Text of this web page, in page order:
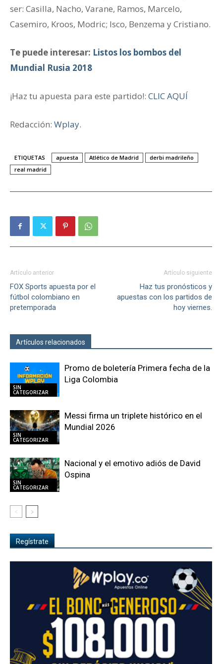
ser: Casilla, Nacho, Varane, Ramos, Marcelo,
Casemiro, Kroos, Modric; Isco, Benzema y Cristiano.
Te puede interesar: Listos los bombos del
Mundial Rusia 2018
¡Haz tu apuesta para este partido!: CLIC AQUÍ
Redacción: Wplay.
ETIQUETAS apuesta Atlético de Madrid
derbi madrileño
real madrid
Artículo anterior
FOX Sports apuesta por el
fútbol colombiano en
pretemporada
Artículo siguiente
Haz tus pronósticos y
apuestas con los partidos de
hoy viernes.
Artículos relacionados
SIN
CATEGORIZAR
Promo de boletería Primera fecha de la
Liga Colombia
SIN
CATEGORIZAR
Messi firma un triplete histórico en el
Mundial 2026
SIN
CATEGORIZAR
Nacional y el emotivo adiós de David
Ospina
Regístrate